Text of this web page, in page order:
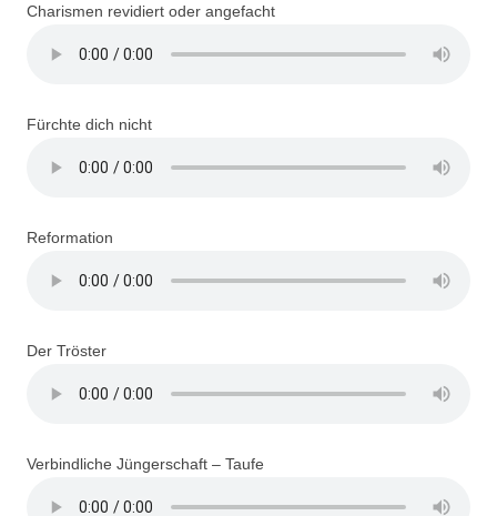
Charismen revidiert oder angefacht
Fürchte dich nicht
Reformation
Der Tröster
Verbindliche Jüngerschaft – Taufe